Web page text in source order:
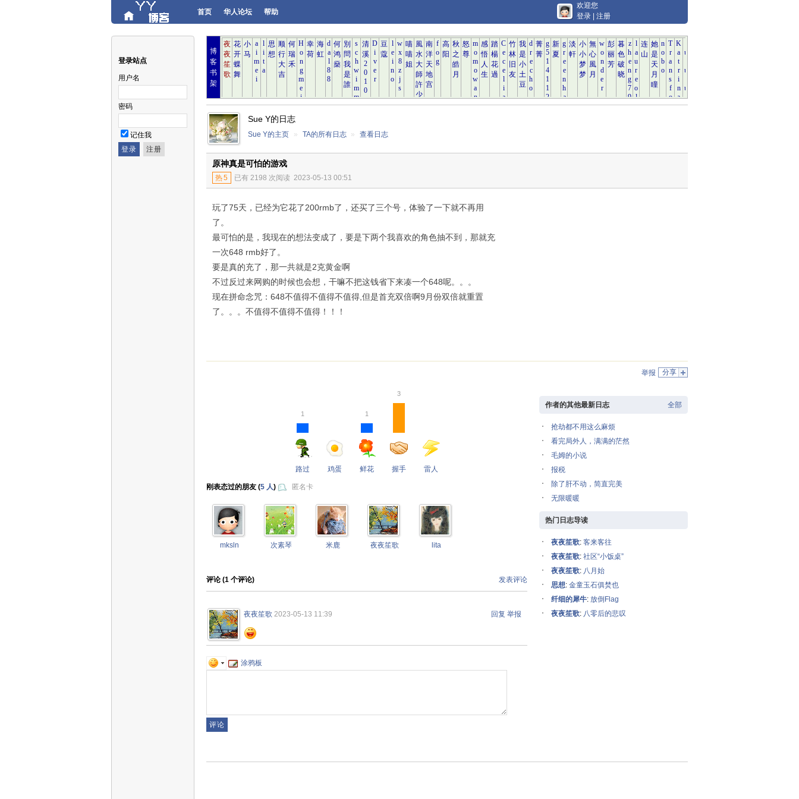
首页 华人论坛 帮助
欢迎您
登录
注册
登录站点
用户名
密码
记住我
博
客
书
架
Sue Y的日志
Sue Y的主页 » TA的所有日志 » 查看日志
原神真是可怕的游戏
热5 已有 2198 次阅读 2023-05-13 00:51
玩了75天，已经为它花了200rmb了，还买了三个号，体验了一下就不再用
了。
最可怕的是，我现在的想法变成了，要是下两个我喜欢的角色抽不到，那就充
一次648 rmb好了。
要是真的充了，那一共就是2克黄金啊
不过反过来网购的时候也会想，干嘛不把这钱省下来凑一个648呢。。。
现在拼命念咒：648不值得不值得不值得,但是首充双倍啊9月份双倍就重置
了。。。不值得不值得不值得！！！
分享
举报
1
路过 鸡蛋
1
鲜花
3
握手 雷人
刚表态过的朋友 (5 人) 匿名卡
mksln 次素琴 米鹿 夜夜笙歌 lita
发表评论
评论 (1 个评论)
回复 举报
夜夜笙歌 2023-05-13 11:39
涂鸦板
全部
作者的其他最新日志
抢劫都不用这么麻烦
看完局外人，满满的茫然
毛姆的小说
报税
除了肝不动，简直完美
无限暖暖
热门日志导读
夜夜笙歌: 客来客往
夜夜笙歌: 社区“小饭桌”
夜夜笙歌: 八月始
思想: 金童玉石俱焚也
纤细的犀牛: 放倒Flag
夜夜笙歌: 八零后的悲叹